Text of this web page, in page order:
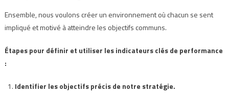
Ensemble, nous voulons créer un environnement où chacun se sent
impliqué et motivé à atteindre les objectifs communs.
Étapes pour définir et utiliser les indicateurs clés de performance
:
Identifier les objectifs précis de notre stratégie.